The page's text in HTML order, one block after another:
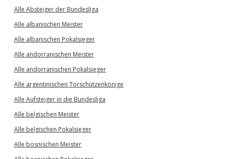
Alle Absteiger der Bundesliga
Alle albanischen Meister
Alle albanischen Pokalsieger
Alle andorranischen Meister
Alle andorranischen Pokalsieger
Alle argentinischen Torschützenkönige
Alle Aufsteiger in die Bundesliga
Alle belgischen Meister
Alle belgischen Pokalsieger
Alle bosnischen Meister